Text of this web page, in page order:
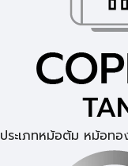
ประเภทหม้อต้ม หม้อท